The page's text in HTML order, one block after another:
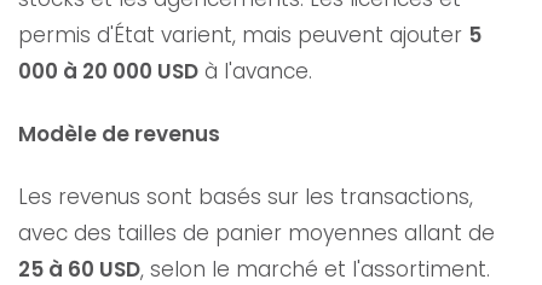
permis d'État varient, mais peuvent ajouter 5
000 à 20 000 USD à l'avance.
Modèle de revenus
Les revenus sont basés sur les transactions,
avec des tailles de panier moyennes allant de
25 à 60 USD, selon le marché et l'assortiment.